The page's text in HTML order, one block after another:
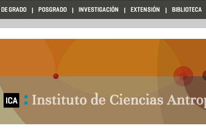
GRADO POSGRADO INVESTIGACIÓN EXTENSIÓN BIBLIOTECA